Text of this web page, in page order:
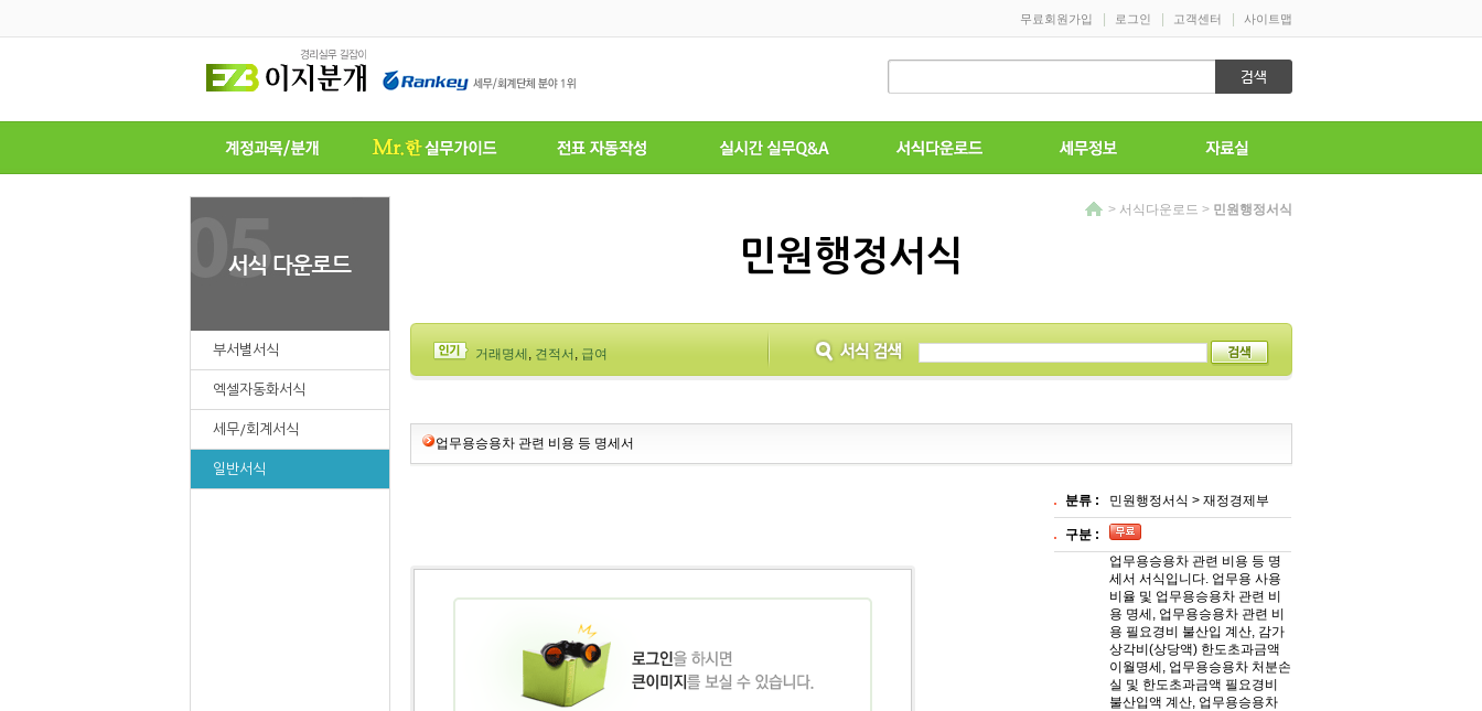
부서별서식
엑셀자동화서식
세무/회계서식
일반서식
> 서식다운로드 > 민원행정서식
민원행정서식
거래명세 , 견적서 , 급여
업무용승용차 관련 비용 등 명세서
분류 : 민원행정서식 > 재정경제부
구분 :
업무용승용차 관련 비용 등 명
세서 서식입니다. 업무용 사용
비율 및 업무용승용차 관련 비
용 명세, 업무용승용차 관련 비
용 필요경비 불산입 계산, 감가
상각비(상당액) 한도초과금액
이월명세, 업무용승용차 처분손
실 및 한도초과금액 필요경비
불산입액 계산, 업무용승용차